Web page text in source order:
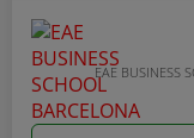
EAE BUSINESS